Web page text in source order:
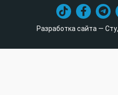
Разработка сайта —